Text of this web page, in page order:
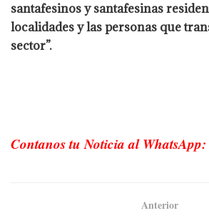
santafesinos y santafesinas
localidades y las personas que
sector”.
Contanos tu Noticia al
Anterior